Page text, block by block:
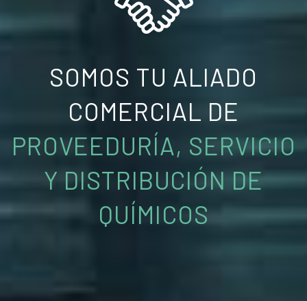
SOMOS TU ALIADO
COMERCIAL DE
PROVEEDURÍA, SERVICIO
Y DISTRIBUCIÓN DE
QUÍMICOS